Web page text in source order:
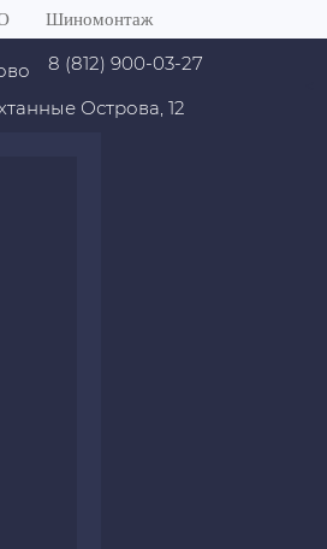
Шиномонтаж
8 (812) 900-03-27
Острова, 12